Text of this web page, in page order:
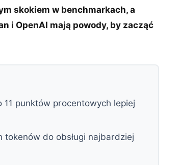
skokiem w benchmarkach, a
i OpenAI mają powody, by zacząć
11 punktów procentowych lepiej
tokenów do obsługi najbardziej